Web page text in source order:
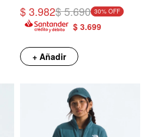
$3.982$5.690 30
$ 3.699
+ Añadir